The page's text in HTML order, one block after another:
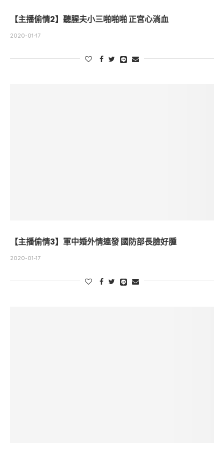
【主播偷情2】聽腥夫小三啪啪啪 正宮心淌血
2020-01-17
【主播偷情3】軍中婚外情連發 國防部長臉好腫
2020-01-17